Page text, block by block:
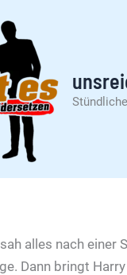
alles nach einer
Dann bringt